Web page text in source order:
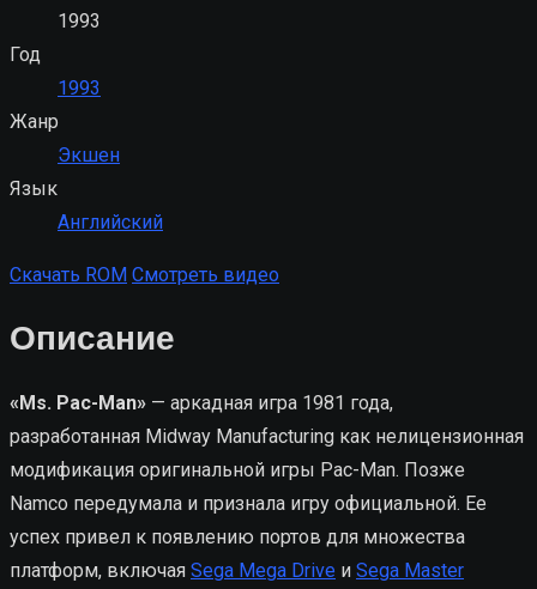
1993
Год
1993
Жанр
Экшен
Язык
Английский
Скачать ROM Смотреть видео
Описание
«Ms. Pac-Man» — аркадная игра 1981 года,
разработанная Midway Manufacturing как нелицензионная
модификация оригинальной игры Pac-Man. Позже
Namco передумала и признала игру официальной. Ее
успех привел к появлению портов для множества
платформ, включая Sega Mega Drive и Sega Master